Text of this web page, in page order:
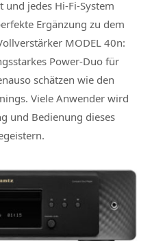
und jedes Hi-Fi-System
Ergänzung zu dem
MODEL 40n:
Power-Duo für
schätzen wie den
Viele Anwender wird
und Bedienung dieses